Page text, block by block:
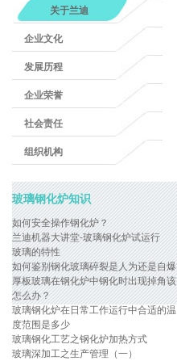
关于兰迪
企业文化
发展历程
企业荣誉
社会责任
组织机构
玻璃钢化炉知识
如何安全操作钢化炉？
兰迪机器大讲堂-玻璃钢化炉试运行
玻璃的特性
如何鉴别钢化玻璃碎裂是人为还是自爆
厚板玻璃在钢化炉中钢化时出现掉角该
怎么办？
玻璃钢化炉在日常工作运行中合适的温
度范围是多少
玻璃钢化工艺之钢化炉加热方式
玻璃深加工之生产管理（一）